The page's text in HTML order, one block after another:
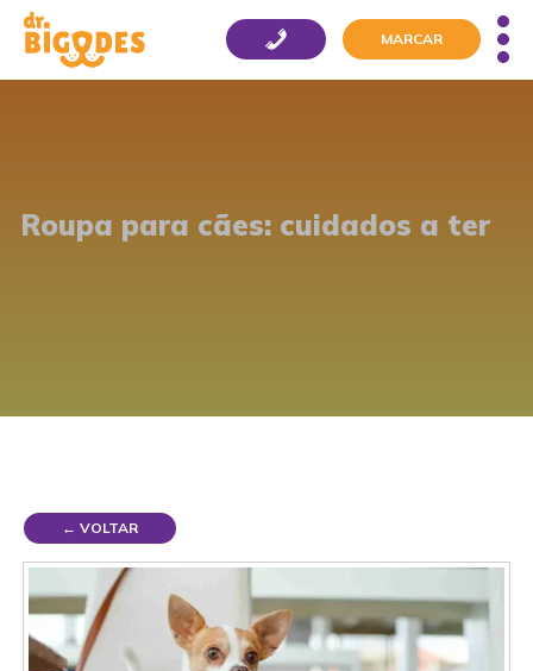
MARCAR
Roupa para cães: cuidados a ter
← VOLTAR